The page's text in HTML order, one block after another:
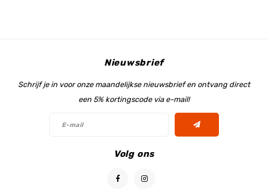
Nieuwsbrief
Schrijf je in voor onze maandelijkse nieuwsbrief en ontvang direct
een 5% kortingscode via e-mail!
Volg ons